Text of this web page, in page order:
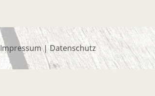
Impressum|Datenschutz